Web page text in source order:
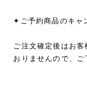
✦ご予約商品のキャ
ご注文確定後はお
おりませんので、ご